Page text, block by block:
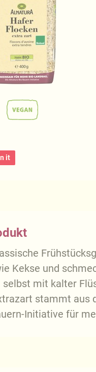
it
Kekse und
mit kalter
stammt aus
Initiative für